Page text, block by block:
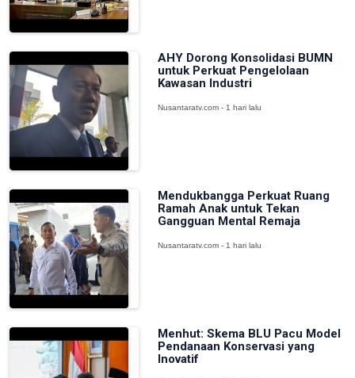
AHY Dorong Konsolidasi BUMN
untuk Perkuat Pengelolaan
Kawasan Industri
Nusantaratv.com - 1 hari lalu
Mendukbangga Perkuat Ruang
Ramah Anak untuk Tekan
Gangguan Mental Remaja
Nusantaratv.com - 1 hari lalu
Menhut: Skema BLU Pacu Model
Pendanaan Konservasi yang
Inovatif